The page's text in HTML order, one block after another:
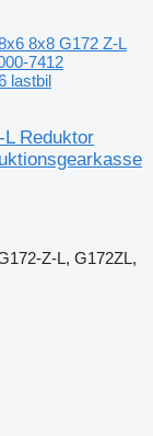
8x8 G172 Z-L
7412
lastbil
L Reduktor
Z-L, G172ZL,